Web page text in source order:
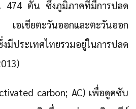
474 ตัน ซึ่งภูมิภาคที่มีการปลด
อเชียตะวันออกและตะวันออก
ระเทศไทยรวมอยู่ในการปลด
carbon; AC) เพื่อดูดซับ